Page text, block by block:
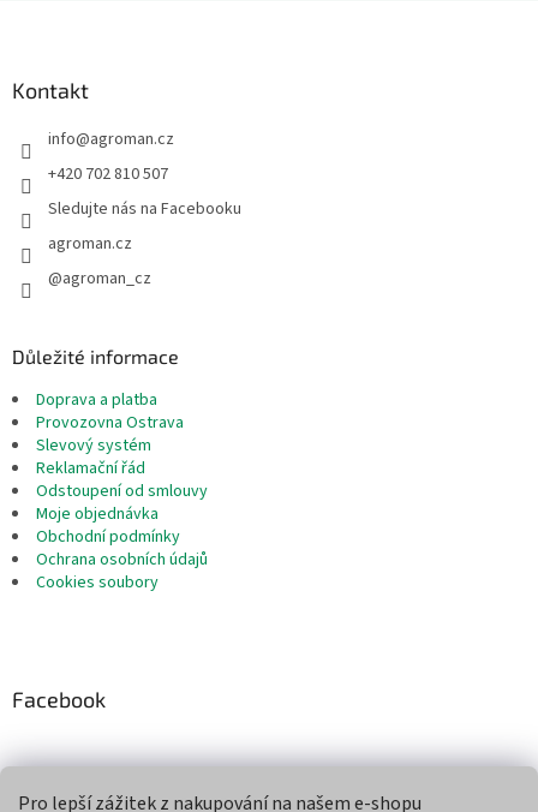
Pro lepší zážitek z nakupování na našem e-shopu
Kontakt
info@agroman.cz
+420 702 810 507
Sledujte nás na Facebooku
agroman.cz
@agroman_cz
Důležité informace
Doprava a platba
Provozovna Ostrava
Slevový systém
Reklamační řád
Odstoupení od smlouvy
Moje objednávka
Obchodní podmínky
Ochrana osobních údajů
Cookies soubory
Facebook